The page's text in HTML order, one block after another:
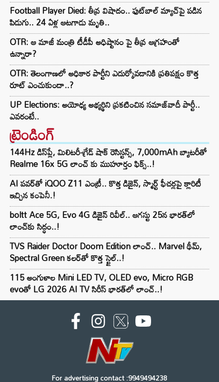
Football Player Died: తీవ్ర విషాదం.. ఫుట్‌బాల్ మ్యాచ్‌పై పడిన
పిడుగు.. 24 ఏళ్ల ఆటగాడు మృతి..
OTR: ఆ మాజీ మంత్రి టీడీపీ అధిష్టానం పై తీవ్ర ఆగ్రహంతో
ఉన్నారా?
OTR: తెలంగాణలో అధికార పార్టీని ఎదుర్కోవడానికి ప్రతిపక్షం కొత్త
రూట్‌ ఎంచుకుందా..?
UP Elections: అయోధ్య అభ్యర్థిని ప్రకటించిన సమాజ్‌వాదీ పార్టీ..
ఎవరంటే..
ట్రెండింగ్‌
144Hz డిస్‌ప్లే, మిలిటరీ-గ్రేడ్ షాక్ రెసిస్టన్స్, 7,000mAh బ్యాటరీతో
Realme 16x 5G లాంచ్ కు ముహూర్తం ఫిక్స్..!
AI పవర్‌తో iQOO Z11 ఎంట్రీ.. కొత్త డిజైన్, స్మార్ట్ ఫీచర్లపై క్లారిటీ
ఇచ్చిన కంపెనీ.!
boltt Ace 5G, Evo 4G డిజైన్ రివీల్.. ఆగస్టు 25న భారత్‌లో
లాంచ్‌కు సిద్ధం..!
TVS Raider Doctor Doom Edition లాంచ్.. Marvel థీమ్,
Spectral Green కలర్‌తో కొత్త స్టైల్..!
115 అంగుళాల Mini LED TV, OLED evo, Micro RGB
evoతో LG 2026 AI TV సిరీస్ భారత్‌లో లాంచ్..!
For advertising contact :9949494238